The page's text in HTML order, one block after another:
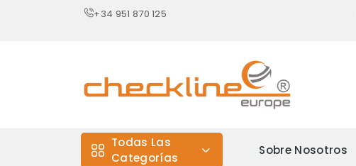
+34 951 870 125
Todas Las
Categorías
Sobre Nosotros